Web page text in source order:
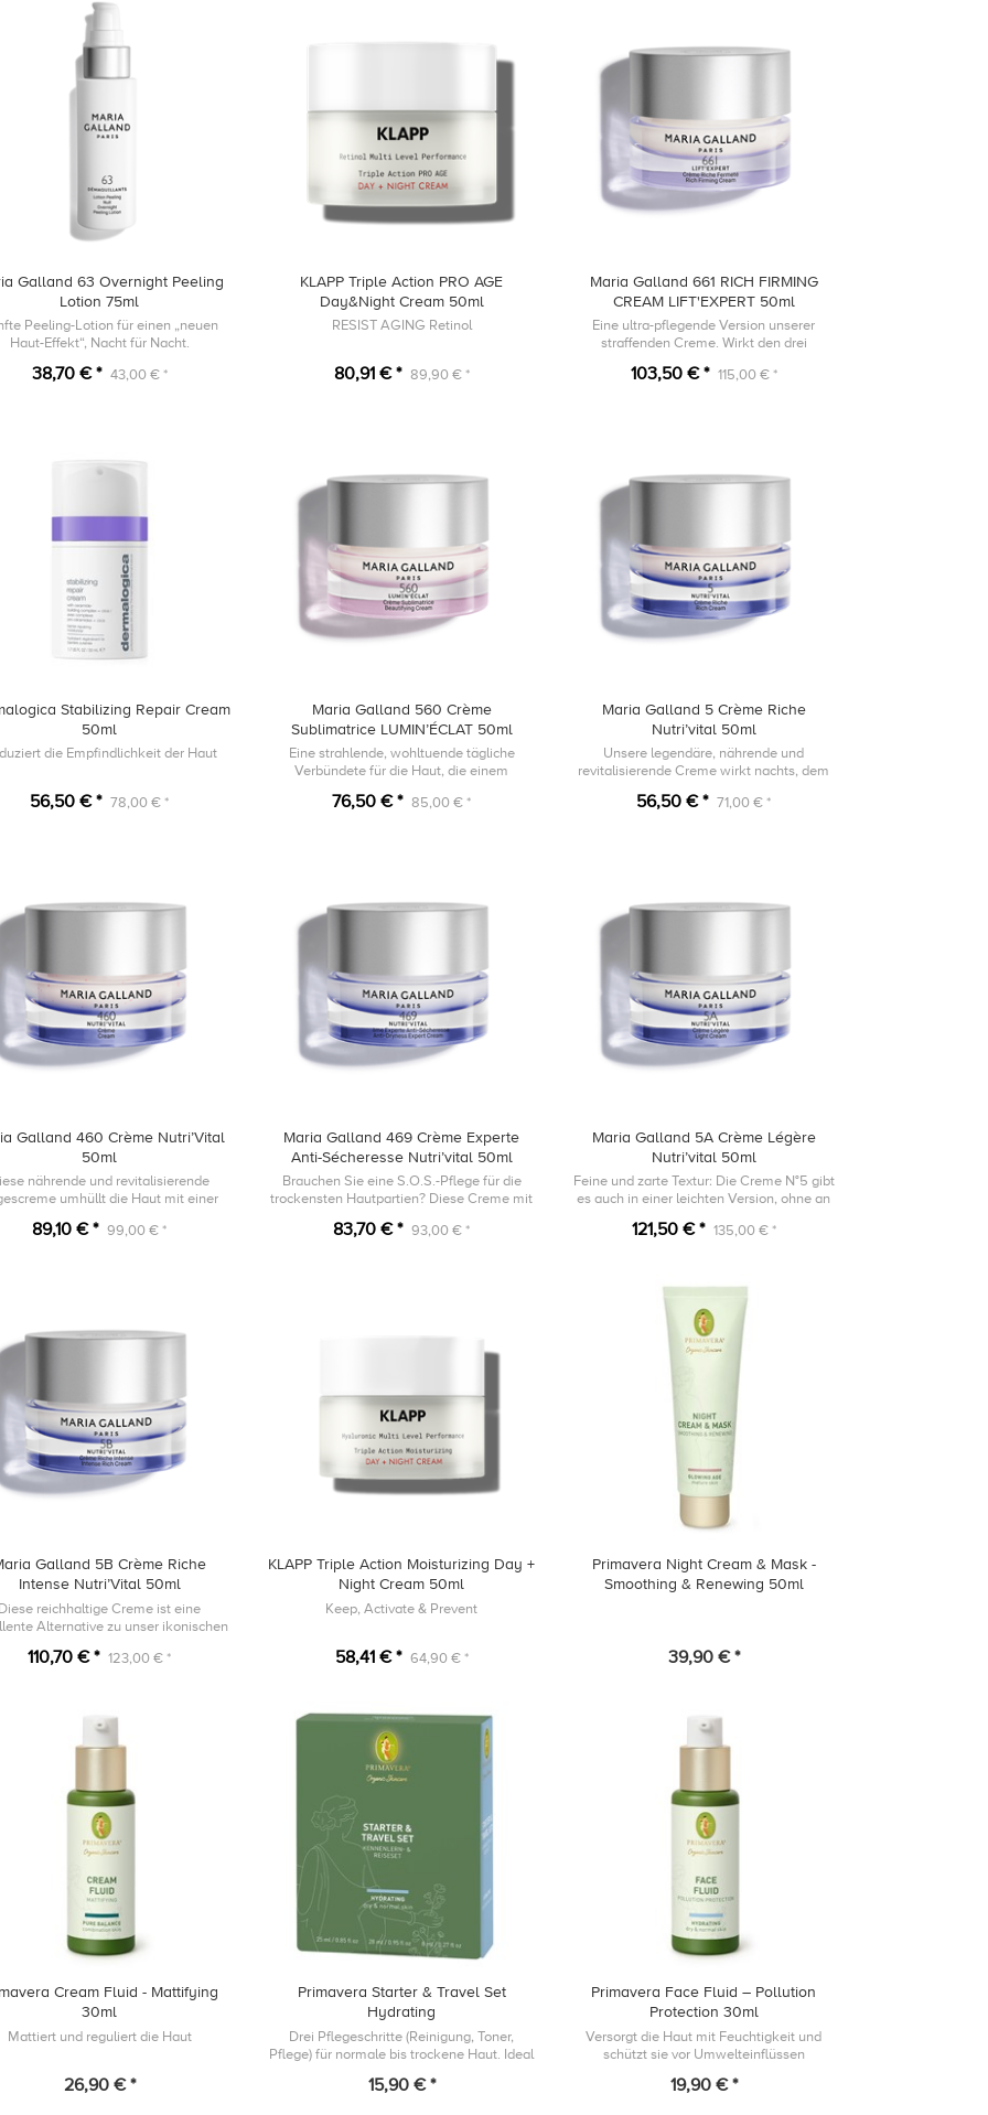
Galland 63 Overnight Peeling
Lotion 75ml
Peeling-Lotion für einen „neuen
Haut-Effekt“, Nacht für Nacht.
38,70 € * 43,00 € *
KLAPP Triple Action PRO AGE
Day&Night Cream 50ml
RESIST AGING Retinol
80,91 € * 89,90 € *
Maria Galland 661 RICH FIRMING
CREAM LIFT'EXPERT 50ml
Eine ultra-pflegende Version unserer
straffenden Creme. Wirkt den drei
verantwortlich sind, entgegen.
103,50 € * 115,00 € *
Stabilizing Repair Cream
50ml
die Empfindlichkeit der Haut
56,50 € * 78,00 € *
Maria Galland 560 Crème
Sublimatrice LUMIN’ÉCLAT 50ml
Eine strahlende, wohltuende tägliche
Verbündete für die Haut, die einem
76,50 € * 85,00 € *
Maria Galland 5 Crème Riche
Nutri’vital 50ml
Unsere legendäre, nährende und
revitalisierende Creme wirkt nachts, dem
56,50 € * 71,00 € *
Galland 460 Crème Nutri’Vital
50ml
nährende und revitalisierende
umhüllt die Haut mit einer
89,10 € * 99,00 € *
Maria Galland 469 Crème Experte
Anti-Sécheresse Nutri’vital 50ml
Brauchen Sie eine S.O.S.-Pflege für die
trockensten Hautpartien? Diese Creme mit
Lösung, indem sie fortgeschritt...
83,70 € * 93,00 € *
Maria Galland 5A Crème Légère
Nutri’vital 50ml
Feine und zarte Textur: Die Creme N°5 gibt
es auch in einer leichten Version, ohne an
einzubüßen.
121,50 € * 135,00 € *
Galland 5B Crème Riche
Intense Nutri’Vital 50ml
Diese reichhaltige Creme ist eine
Alternative zu unser ikonischen
für absolutes Wohlbefinden
110,70 € * 123,00 € *
KLAPP Triple Action Moisturizing Day +
Night Cream 50ml
Keep, Activate & Prevent
58,41 € * 64,90 € *
Primavera Night Cream & Mask -
Smoothing & Renewing 50ml
39,90 € *
Cream Fluid - Mattifying
30ml
Mattiert und reguliert die Haut
26,90 € *
Primavera Starter & Travel Set
Hydrating
Drei Pflegeschritte (Reinigung, Toner,
Pflege) für normale bis trockene Haut. Ideal
Wochenende.
15,90 € *
Primavera Face Fluid – Pollution
Protection 30ml
Versorgt die Haut mit Feuchtigkeit und
schützt sie vor Umwelteinflüssen
19,90 € *